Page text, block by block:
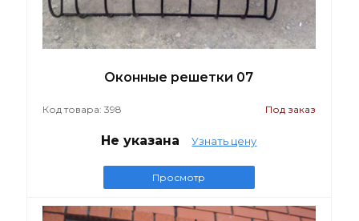
Оконные решетки 07
Код товара: 398 Под заказ
Не указана Узнать цену
Просмотр